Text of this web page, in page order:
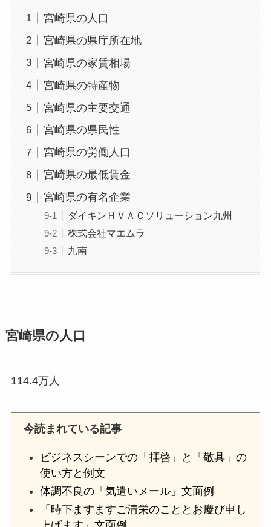
宮崎県の人口
宮崎県の県庁所在地
宮崎県の家賃相場
宮崎県の特産物
宮崎県の主要交通
宮崎県の県民性
宮崎県の労働人口
宮崎県の最低賃金
宮崎県の有名企業
ダイキンＨＶＡＣソリューション九州
株式会社マエムラ
九南
宮崎県の人口
114.4万人
今読まれている記事
ビジネスシーンでの「拝啓」と「敬具」の
使い方と例文
体調不良の「気遣いメール」文面例
「時下ますますご清栄のこととお慶び申し